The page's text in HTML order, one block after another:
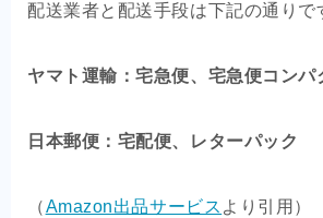
配送業者と配送手段は下記の通りで
ヤマト運輸：宅急便、宅急便コンパ
日本郵便：宅配便、レターパック
（Amazon出品サービス より引用）